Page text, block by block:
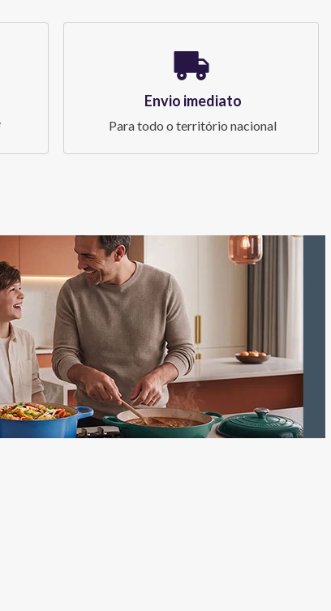
Envio imediato
Para todo o território nacional